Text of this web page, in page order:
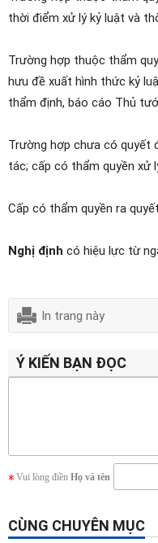
thời điểm xử lý kỷ luật và
Trường hợp thuộc thẩm
hưu đề xuất hình thức kỷ
thẩm định, báo cáo Thủ
Trường hợp chưa có quyết
tác; cấp có thẩm quyền xử
Cấp có thẩm quyền ra
Nghị định có hiệu lực từ
In trang này
Ý KIẾN BẠN ĐỌC
Vui lòng điền Họ và tên
CÙNG CHUYÊN MỤC